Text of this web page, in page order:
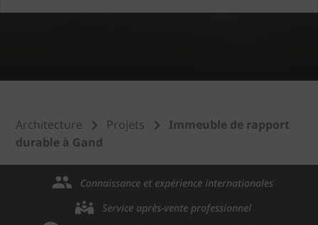
Architecture Projets
Immeuble de rapport
durable à Gand
Connaissance et expérience internationales
Service après-vente professionnel